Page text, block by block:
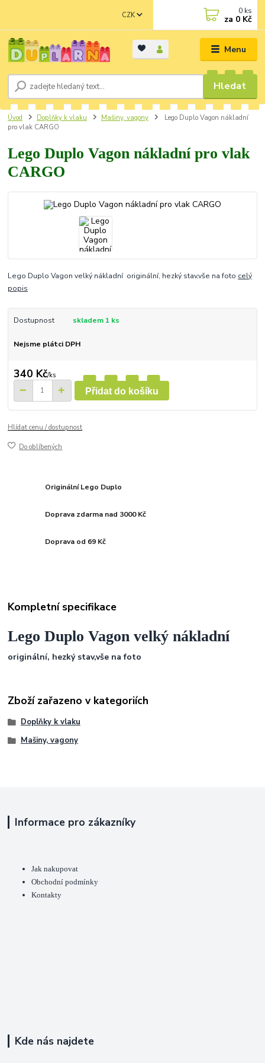
Menu
CZK
Hledat
0 ks
za 0 Kč
Úvod Doplňky k vlaku Mašiny, vagony
Lego Duplo Vagon nákladní
pro vlak CARGO
Lego Duplo Vagon nákladní pro vlak
CARGO
Lego Duplo Vagon velký nákladní originální, hezký stav,vše na foto celý
popis
Dostupnost skladem 1 ks
Nejsme plátci DPH
340 Kč/ks
Přidat do košíku
Hlídat cenu / dostupnost
Do oblíbených
Originální Lego Duplo
Doprava zdarma nad 3000 Kč
Doprava od 69 Kč
Kompletní specifikace
Lego Duplo Vagon velký nákladní
originální, hezký stav,vše na foto
Zboží zařazeno v kategoriích
Doplňky k vlaku
Mašiny, vagony
Informace pro zákazníky
Jak nakupovat
Obchodní podmínky
Kontakty
Kde nás najdete